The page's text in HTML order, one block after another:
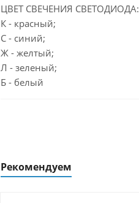
ЦВЕТ СВЕЧЕНИЯ СВЕТОДИОДА:
К - красный;
С - синий;
Ж - желтый;
Л - зеленый;
Б - белый
Рекомендуем